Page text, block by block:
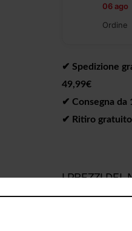
06 ago
Ordine
✔︎ Spedizione
49,99€
✔︎ Consegna da
✔︎ Ritiro
I PREZZI DEL
DIVERSI DAL